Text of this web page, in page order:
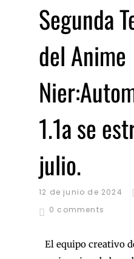
Segunda
del Anime
1.1a se
julio.
12 de junio de 2024
0 comments
El equipo creativo